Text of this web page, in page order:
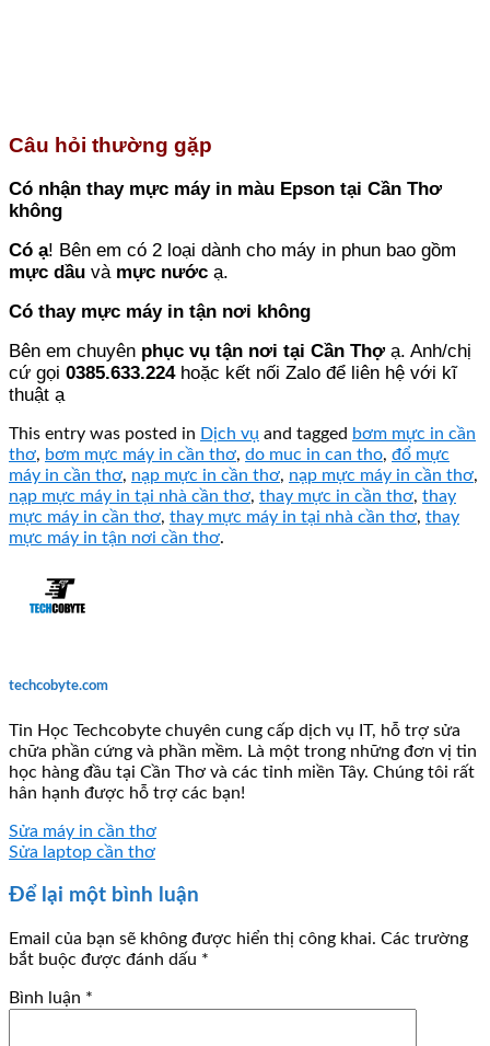
Câu hỏi thường gặp
Có nhận thay mực máy in màu Epson tại Cần Thơ
không
Có ạ! Bên em có 2 loại dành cho máy in phun bao gồm
mực dầu và mực nước ạ.
Có thay mực máy in tận nơi không
Bên em chuyên phục vụ tận nơi tại Cần Thợạ. Anh/chị
cứ gọi 0385.633.224hoặc kết nối Zalo để liên hệ với kĩ
thuật ạ
This entry was posted in Dịch vụ and tagged bơm mực in cần
thơ, bơm mực máy in cần thơ, do muc in can tho, đổ mực
máy in cần thơ, nạp mực in cần thơ, nạp mực máy in cần thơ,
nạp mực máy in tại nhà cần thơ, thay mực in cần thơ, thay
mực máy in cần thơ, thay mực máy in tại nhà cần thơ, thay
mực máy in tận nơi cần thơ.
techcobyte.com
Tin Học Techcobyte chuyên cung cấp dịch vụ IT, hỗ trợ sửa
chữa phần cứng và phần mềm. Là một trong những đơn vị tin
học hàng đầu tại Cần Thơ và các tỉnh miền Tây. Chúng tôi rất
hân hạnh được hỗ trợ các bạn!
Sửa máy in cần thơ
Sửa laptop cần thơ
Để lại một bình luận
Email của bạn sẽ không được hiển thị công khai. Các trường
bắt buộc được đánh dấu *
Bình luận *